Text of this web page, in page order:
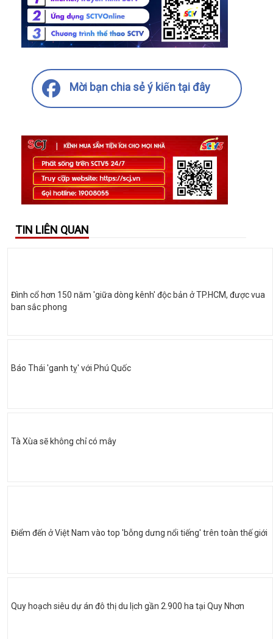
Mời bạn chia sẻ ý kiến tại đây
TIN LIÊN QUAN
Đình cổ hơn 150 năm 'giữa dòng kênh' độc bản ở TP.HCM, được vua
ban sắc phong
Báo Thái 'ganh tỵ' với Phú Quốc
Tà Xùa sẽ không chỉ có mây
Điểm đến ở Việt Nam vào top 'bỗng dưng nổi tiếng' trên toàn thế giới
Quy hoạch siêu dự án đô thị du lịch gần 2.900 ha tại Quy Nhơn